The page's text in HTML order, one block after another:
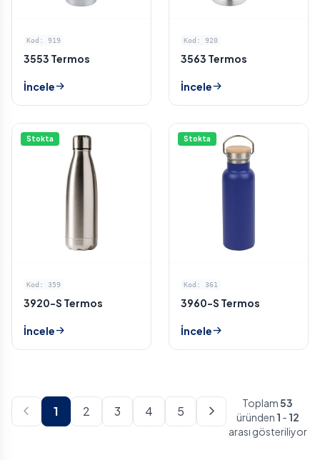
Kod: 919
3553 Termos
İncele
Kod: 920
3563 Termos
İncele
Stokta
Kod: 359
3920-S Termos
İncele
Stokta
Kod: 361
3960-S Termos
İncele
1 2 3 4 5
Toplam53
üründen 1 - 12
arası gösteriliyor